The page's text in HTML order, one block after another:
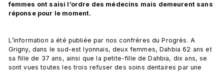
femmes ont saisi l’ordre des médecins mais demeurent sans
réponse pour le moment.
L’information a été publiée par nos confrères du Progrès. A
Grigny, dans le sud-est lyonnais, deux femmes, Dahbia 62 ans et
sa fille de 37 ans, ainsi que la petite-fille de Dahbia, dix ans, se
sont vues toutes les trois refuser des soins dentaires par une